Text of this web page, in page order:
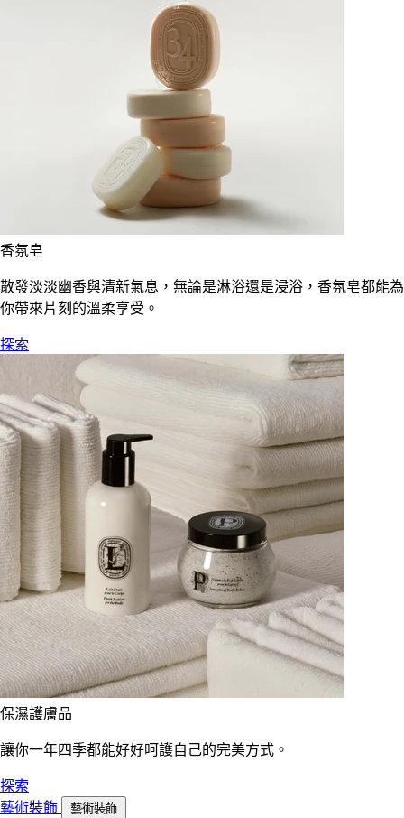
香氛皂
散發淡淡幽香與清新氣息，無論是淋浴還是浸浴，香氛皂都能為
你帶來片刻的溫柔享受。
探索
保濕護膚品
讓你一年四季都能好好呵護自己的完美方式。
探索
藝術裝飾
藝術裝飾